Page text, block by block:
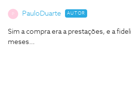
PauloDuarte AUTOR
Sim a compra era a prestações, e a
meses…